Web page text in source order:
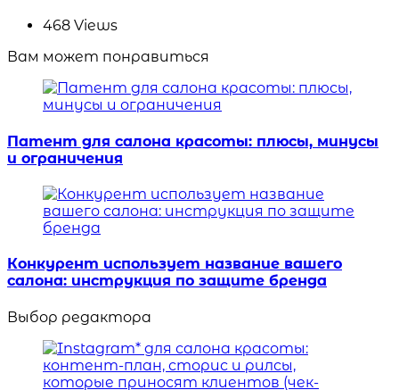
468 Views
Вам может понравиться
Патент для салона красоты: плюсы, минусы
и ограничения
Конкурент использует название вашего
салона: инструкция по защите бренда
Выбор редактора